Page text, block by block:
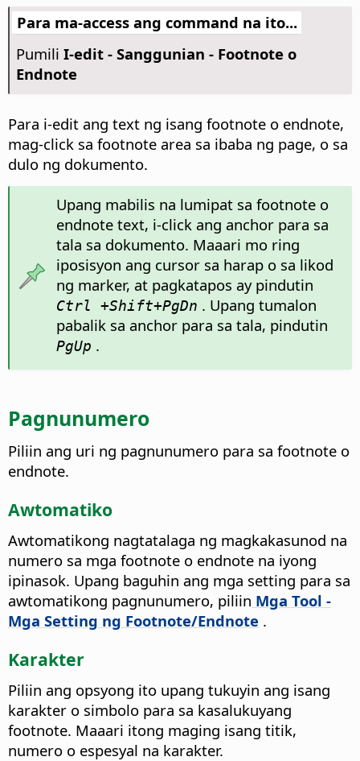
Para ma-access ang command na ito...
Pumili I-edit - Sanggunian - Footnote o
Endnote
Para i-edit ang text ng isang footnote o endnote,
mag-click sa footnote area sa ibaba ng page, o sa
dulo ng dokumento.
Upang mabilis na lumipat sa footnote o
endnote text, i-click ang anchor para sa
tala sa dokumento. Maaari mo ring
iposisyon ang cursor sa harap o sa likod
ng marker, at pagkatapos ay pindutin
Ctrl +Shift+PgDn . Upang tumalon
pabalik sa anchor para sa tala, pindutin
PgUp .
Pagnunumero
Piliin ang uri ng pagnunumero para sa footnote o
endnote.
Awtomatiko
Awtomatikong nagtatalaga ng magkakasunod na
numero sa mga footnote o endnote na iyong
ipinasok. Upang baguhin ang mga setting para sa
awtomatikong pagnunumero, piliin Mga Tool -
Mga Setting ng Footnote/Endnote .
Karakter
Piliin ang opsyong ito upang tukuyin ang isang
karakter o simbolo para sa kasalukuyang
footnote. Maaari itong maging isang titik,
numero o espesyal na karakter.